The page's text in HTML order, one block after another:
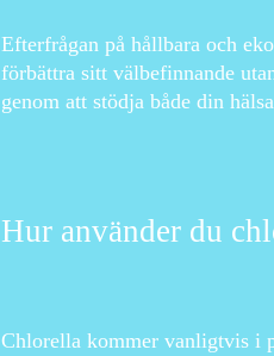
Efterfrågan på hållbara och
förbättra sitt välbefinnande
genom att stödja både din
Hur använder du
Chlorella kommer vanligtvis i